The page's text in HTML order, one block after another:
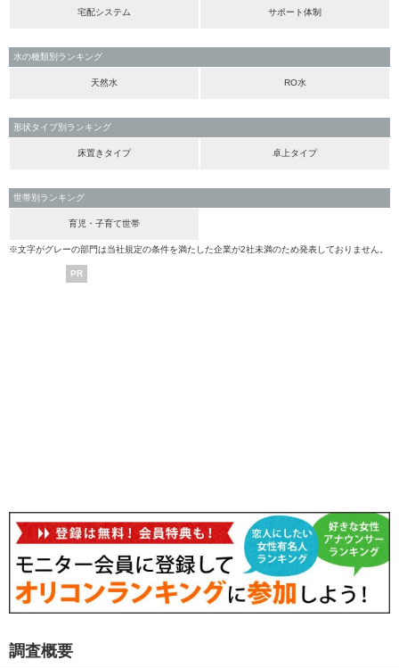
宅配システム サポート体制
水の種類別ランキング
天然水 RO水
形状タイプ別ランキング
床置きタイプ 卓上タイプ
世帯別ランキング
育児・子育て世帯
※文字がグレーの部門は当社規定の条件を満たした企業が2社未満のため発表しておりません。
PR
調査概要